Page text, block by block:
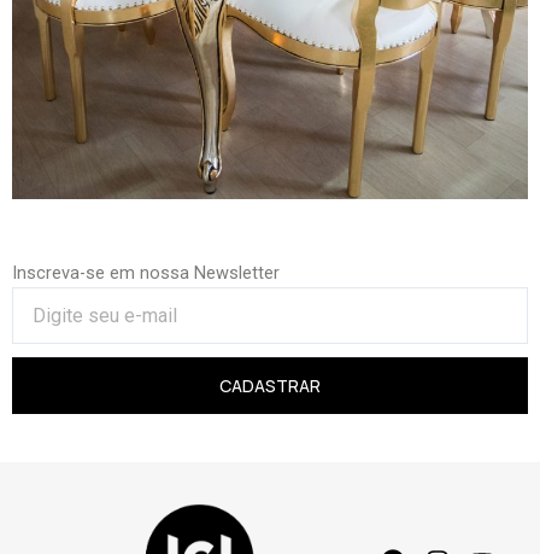
Inscreva-se em nossa Newsletter
CADASTRAR